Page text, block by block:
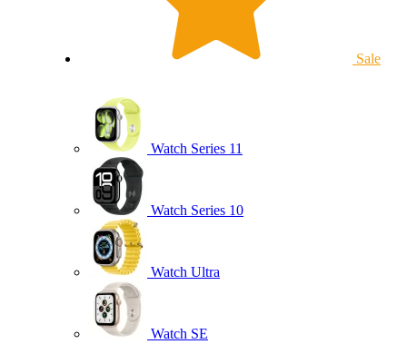
Sale
Watch Series 11
Watch Series 10
Watch Ultra
Watch SE